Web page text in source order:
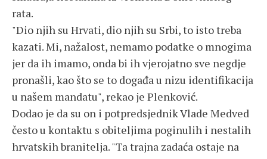
rata.
"Dio njih su Hrvati, dio njih su Srbi, to isto treba
kazati. Mi, nažalost, nemamo podatke o mnogima
jer da ih imamo, onda bi ih vjerojatno sve negdje
pronašli, kao što se to događa u nizu identifikacija
u našem mandatu", rekao je Plenković.
Dodao je da su on i potpredsjednik Vlade Medved
često u kontaktu s obiteljima poginulih i nestalih
hrvatskih branitelja. "Ta trajna zadaća ostaje na